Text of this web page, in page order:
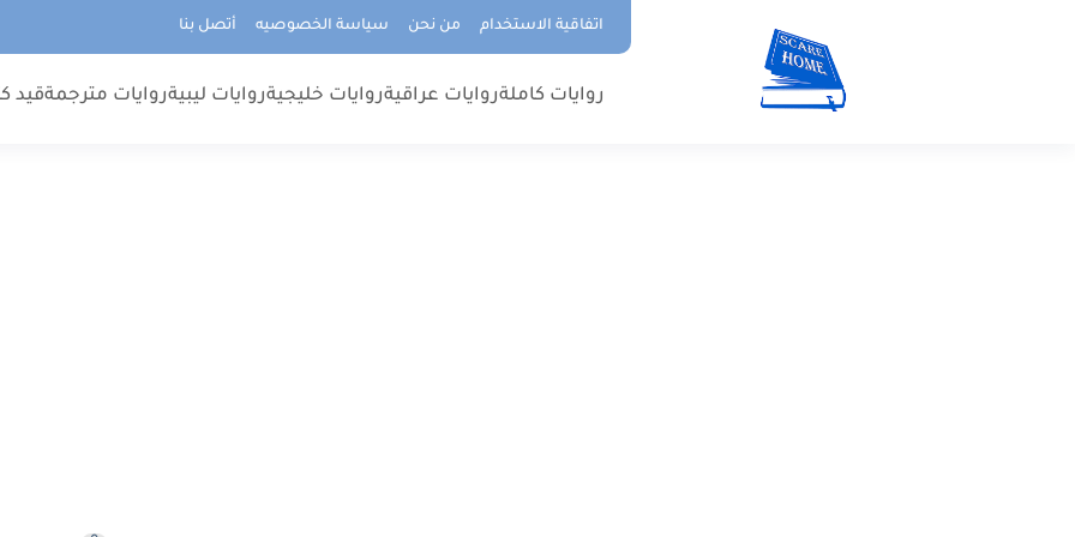
اتفاقية الاستخدام من نحن سياسة الخصوصيه أتصل بنا
روايات كاملةروايات عراقيةروايات خليجيةروايات ليبيةروايات مترجمةقيد